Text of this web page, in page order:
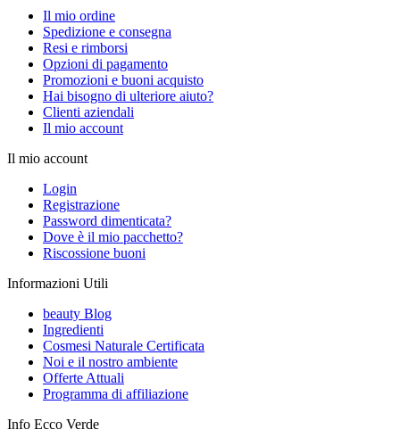
Il mio ordine
Spedizione e consegna
Resi e rimborsi
Opzioni di pagamento
Promozioni e buoni acquisto
Hai bisogno di ulteriore aiuto?
Clienti aziendali
Il mio account
Il mio account
Login
Registrazione
Password dimenticata?
Dove è il mio pacchetto?
Riscossione buoni
Informazioni Utili
beauty Blog
Ingredienti
Cosmesi Naturale Certificata
Noi e il nostro ambiente
Offerte Attuali
Programma di affiliazione
Info Ecco Verde